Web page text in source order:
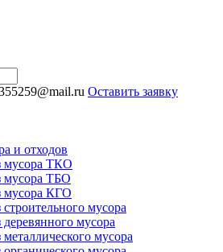
Оставить заявку
и отходов
мусора ТКО
мусора ТБО
мусора КГО
мусора
мусора
мусора